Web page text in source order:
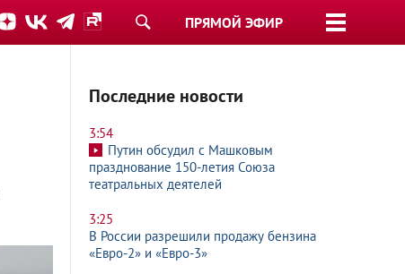
ПРЯМОЙ ЭФИР
Последние новости
3:54
Путин обсудил с Машковым
празднование 150-летия Союза
театральных деятелей
3:25
В России разрешили продажу бензина
«Евро-2» и «Евро-3»